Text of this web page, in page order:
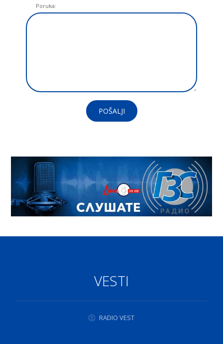
Poruka:
POŠALJI
VESTI
RADIO VEST